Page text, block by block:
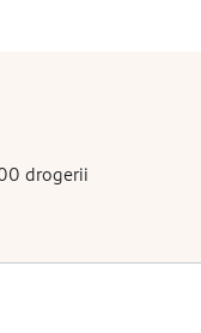
drogerii